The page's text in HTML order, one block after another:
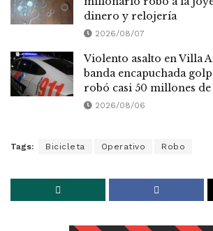
dinero y relojería
2026/08/07
Violento asalto en Villa
banda encapuchada
robó casi 50 millones de
2026/08/06
Tags: Bicicleta Operativo Robo